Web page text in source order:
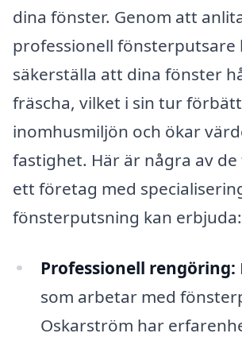
dina fönster. Genom att
professionell fönsterputsare
säkerställa att dina fönster
fräscha, vilket i sin tur
inomhusmiljön och ökar
fastighet. Här är några av
ett företag med
fönsterputsning kan erbjuda:
Professionell rengöring:
som arbetar med
Oskarström har